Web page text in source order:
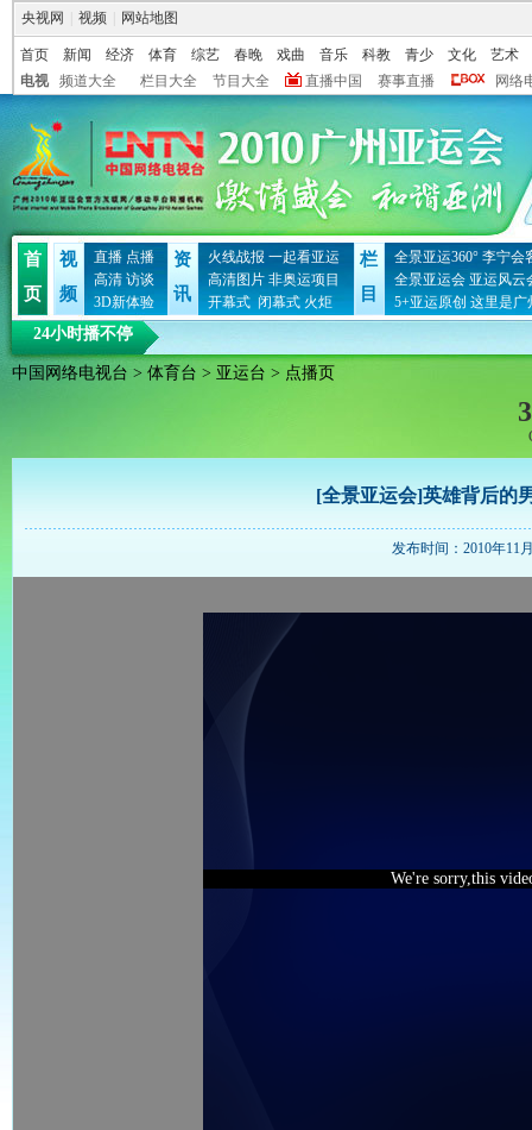
央视网 视频 网站地图
首页 新闻 经济 体育 综艺 春晚 戏曲 音乐 科教 青少 文化
艺术
电视
频道大全 栏目大全 节目大全 直播中国 赛事直播 网络
首
页
视
频
直播 点播
高清 访谈
3D新体验
资
讯
火线战报 一起看亚运
高清图片 非奥运项目
开幕式 闭幕式 火炬
栏
目
全景亚运360° 李宁会
全景亚运会 亚运风云
5+亚运原创 这里是广
24小时播不停
中国网络电视台 > 体育台 > 亚运台 > 点播页
[全景亚运会]英雄背后的
发布时间：2010年11
We're sorry,this